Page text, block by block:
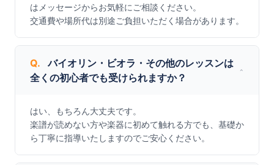
はメッセージからお気軽にご相談ください。
交通費や場所代は別途ご負担いただく場合があります。
Q. バイオリン・ビオラ・その他のレッスンは
全くの初心者でも受けられますか？
はい、もちろん大丈夫です。
楽譜が読めない方や楽器に初めて触れる方でも、基礎か
ら丁寧に指導いたしますのでご安心ください。